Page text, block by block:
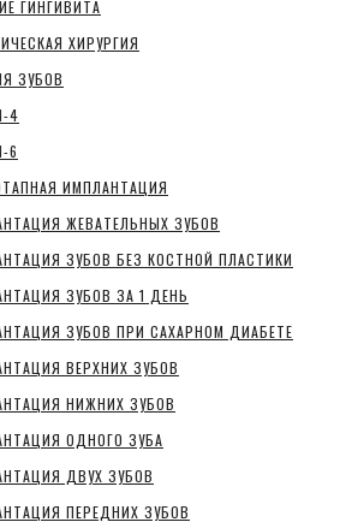
ГИНГИВИТА
ХИРУРГИЯ
ЗУБОВ
4
6
ИМПЛАНТАЦИЯ
ЖЕВАТЕЛЬНЫХ ЗУБОВ
ЗУБОВ БЕЗ КОСТНОЙ ПЛАСТИКИ
ЗУБОВ ЗА 1 ДЕНЬ
ЗУБОВ ПРИ САХАРНОМ ДИАБЕТЕ
ВЕРХНИХ ЗУБОВ
НИЖНИХ ЗУБОВ
ОДНОГО ЗУБА
ДВУХ ЗУБОВ
ПЕРЕДНИХ ЗУБОВ